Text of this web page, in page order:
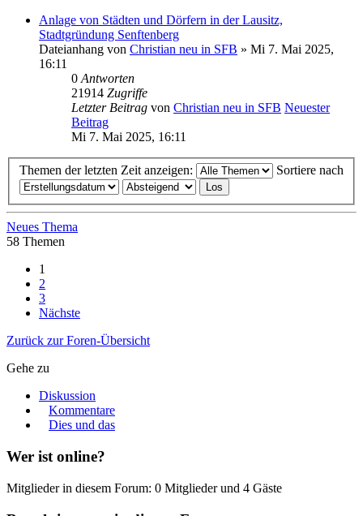
Anlage von Städten und Dörfern in der Lausitz,
Stadtgründung Senftenberg
Dateianhang von Christian neu in SFB » Mi 7. Mai 2025,
16:11
0 Antworten
21914 Zugriffe
Letzter Beitrag von Christian neu in SFB Neuester
Beitrag
Mi 7. Mai 2025, 16:11
Themen der letzten Zeit anzeigen: Sortiere nach
Neues Thema
58 Themen
1
2
3
Nächste
Zurück zur Foren-Übersicht
Gehe zu
Diskussion
Kommentare
Dies und das
Wer ist online?
Mitglieder in diesem Forum: 0 Mitglieder und 4 Gäste